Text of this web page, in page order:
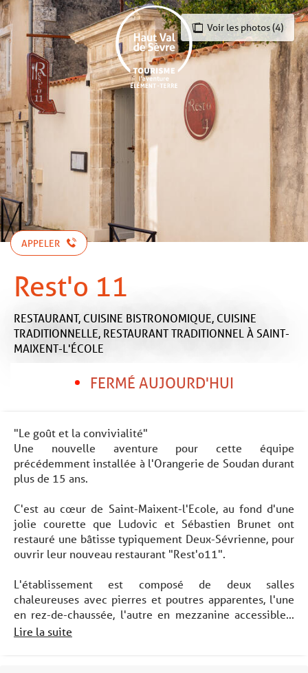
Aller
au
contenu
principal
Voir les photos (4)
APPELER
Rest'o 11
RESTAURANT, CUISINE BISTRONOMIQUE, CUISINE
TRADITIONNELLE, RESTAURANT TRADITIONNEL À SAINT-
MAIXENT-L'ÉCOLE
FERMÉ AUJOURD'HUI
"Le goût et la convivialité"
Une nouvelle aventure pour cette équipe
précédemment installée à l'Orangerie de Soudan durant
plus de 15 ans.
C'est au cœur de Saint-Maixent-l'Ecole, au fond d'une
jolie courette que Ludovic et Sébastien Brunet ont
restauré une bâtisse typiquement Deux-Sévrienne, pour
ouvrir leur nouveau restaurant "Rest'o11".
L'établissement est composé de deux salles
chaleureuses avec pierres et poutres apparentes, l'une
en rez-de-chaussée, l'autre en mezzanine accessible...
Lire la suite